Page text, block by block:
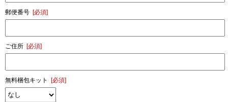
郵便番号 [必須]
ご住所 [必須]
無料梱包キット [必須]